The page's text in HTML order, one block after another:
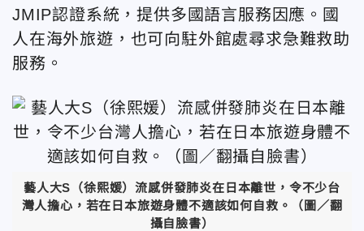
JMIP認證系統，提供多國語言服務因應。國
人在海外旅遊，也可向駐外館處尋求急難救助
服務。
藝人大S（徐熙媛）流感併發肺炎在日本離世，令不少台
灣人擔心，若在日本旅遊身體不適該如何自救。（圖／翻
攝自臉書）